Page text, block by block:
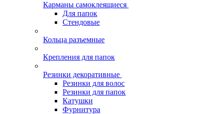
Карманы самоклеящиеся
Для папок
Стендовые
Кольца разъемные
Крепления для папок
Резинки декоративные
Резинки для волос
Резинки для папок
Катушки
Фурнитура